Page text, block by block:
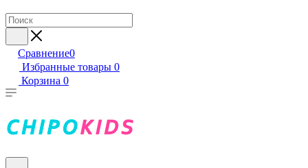
Сравнение0
Избранные товары 0
Корзина 0